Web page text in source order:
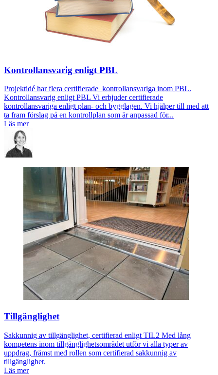
Kontrollansvarig enligt PBL
Projektidé har flera certifierade kontrollansvariga inom PBL.
Kontrollansvarig enligt PBL Vi erbjuder certifierade
kontrollansvariga enligt plan- och bygglagen. Vi hjälper till med att
ta fram förslag på en kontrollplan som är anpassad för...
Läs mer
Tillgänglighet
Sakkunnig av tillgänglighet, certifierad enligt TIL2 Med lång
kompetens inom tillgänglighetsområdet utför vi alla typer av
uppdrag, främst med rollen som certifierad sakkunnig av
tillgänglighet.
Läs mer